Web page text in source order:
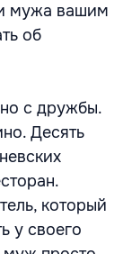
мужа вашим
об
с дружбы.
Десять
который
у своего